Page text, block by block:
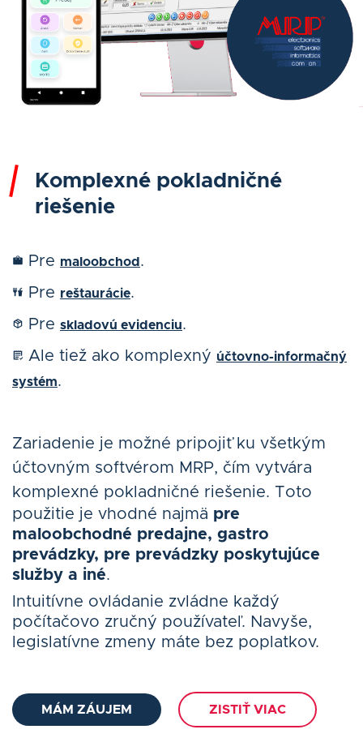
Komplexné pokladničné
riešenie
Pre maloobchod .
Pre reštaurácie.
Pre skladovú evidenciu.
Ale tiež ako komplexný účtovno-informačný
systém.
Zariadenie je možné pripojiť ku všetkým
účtovným softvérom MRP, čím vytvára
komplexné pokladničné riešenie. Toto
použitie je vhodné najmä pre
maloobchodné predajne, gastro
prevádzky, pre prevádzky poskytujúce
služby a iné.
Intuitívne ovládanie zvládne každý
počítačovo zručný používateľ. Navyše,
legislatívne zmeny máte bez poplatkov.
MÁM ZÁUJEM ZISTIŤ VIAC